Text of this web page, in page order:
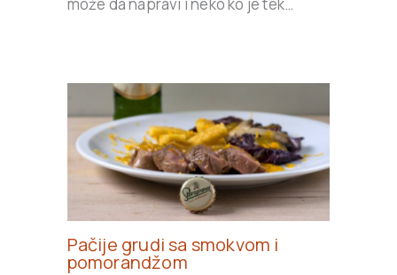
može da napravi i neko ko je tek…
Pačije grudi sa smokvom i
pomorandžom